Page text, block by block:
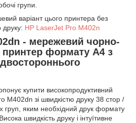
групи.
варіант цього принтера без
друку: HP LaserJet Pro M402n
- мережевий чорно-
принтер формату А4 з
купити високопродуктивний
M402dn зі швидкістю друку 38 стор /
груп, яким необхідний друк формату
швидкість друку і інтуїтивне